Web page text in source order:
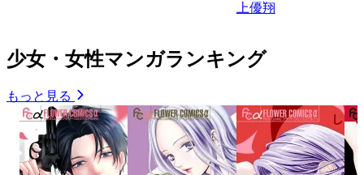
上優翔
少女・女性マンガランキング
もっと見る